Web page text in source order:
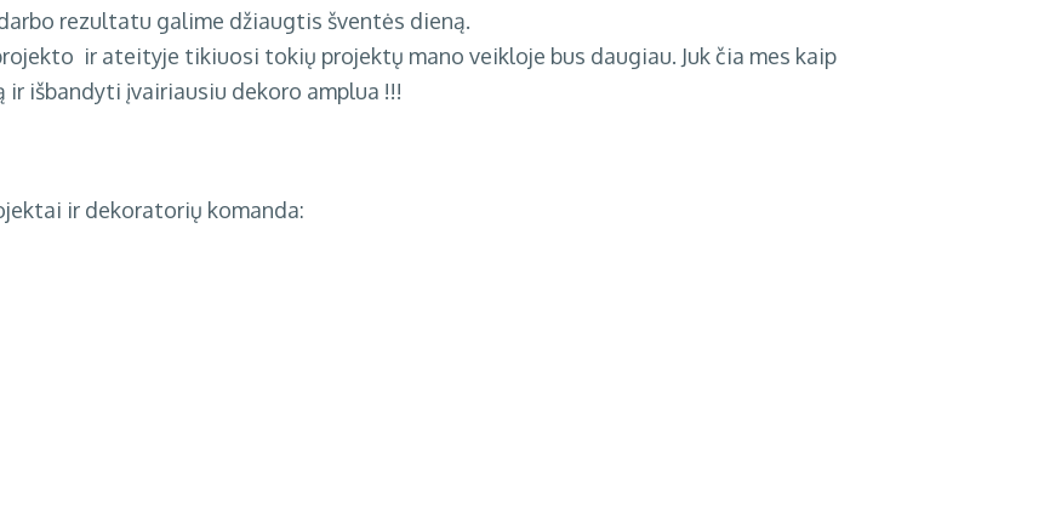
rezultatu galime džiaugtis šventės dieną.
ir ateityje tikiuosi tokių projektų mano veikloje bus daugiau. Juk čia mes kaip
išbandyti įvairiausiu dekoro amplua !!!
ir dekoratorių komanda: